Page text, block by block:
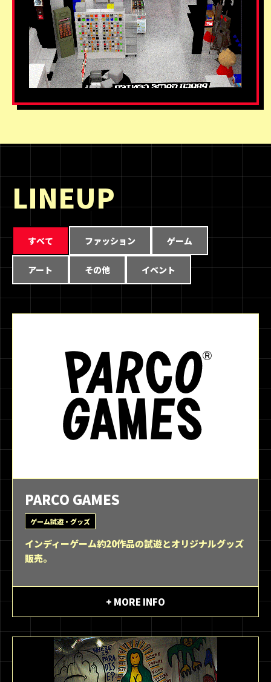
LINEUP
すべて ファッション ゲーム
アート その他 イベント
PARCO GAMES
ゲーム試遊・グッズ
インディーゲーム約20作品の試遊とオリジナルグッズ
販売。
+ MORE INFO